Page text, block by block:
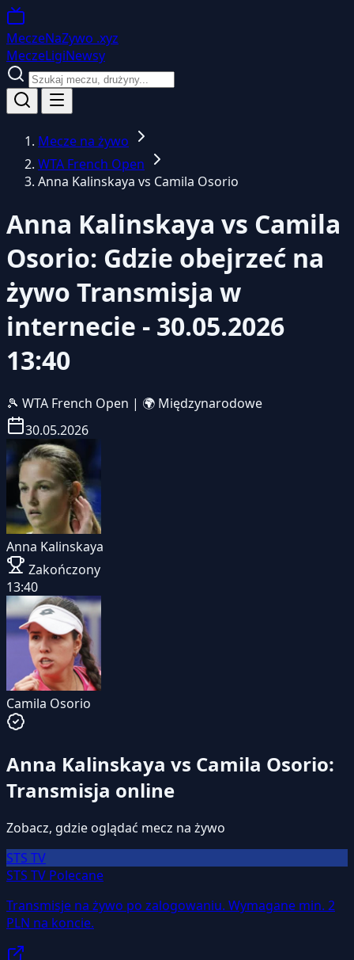
MeczeNaZywo .xyz
MeczeLigiNewsy
Mecze na żywo
WTA French Open
Anna Kalinskaya vs Camila Osorio
Anna Kalinskaya vs Camila
Osorio: Gdzie obejrzeć na
żywo Transmisja w
internecie - 30.05.2026
13:40
🎾 WTA French Open | 🌍 Międzynarodowe
30.05.2026
Anna Kalinskaya
Zakończony
13:40
Camila Osorio
Anna Kalinskaya vs Camila Osorio:
Transmisja online
Zobacz, gdzie oglądać mecz na żywo
STS TV
STS TV Polecane
Transmisje na żywo po zalogowaniu. Wymagane min. 2
PLN na koncie.